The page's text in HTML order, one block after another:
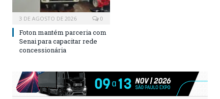
3 DE AGOSTO DE 2026 0
Foton mantém parceria com
Senai para capacitar rede
concessionária